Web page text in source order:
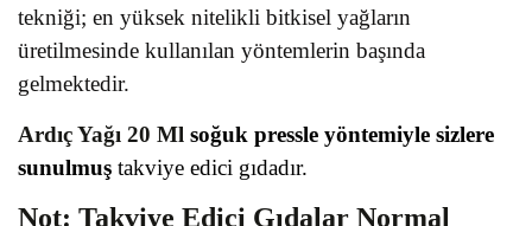
tekniği; en yüksek nitelikli bitkisel yağların
üretilmesinde kullanılan yöntemlerin başında
gelmektedir.
Ardıç Yağı 20 Ml soğuk pressle yöntemiyle sizlere
sunulmuş takviye edici gıdadır.
Not: Takviye Edici Gıdalar Normal